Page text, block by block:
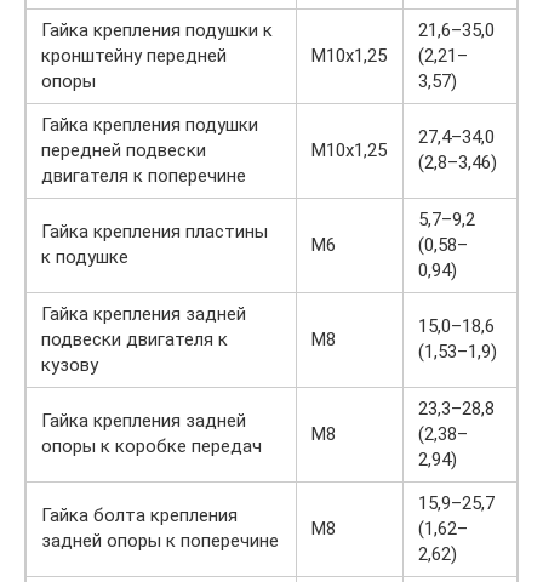
Гайка крепления подушки к
кронштейну передней
опоры
M10x1,25
21,6–35,0
(2,21–
3,57)
Гайка крепления подушки
передней подвески
двигателя к поперечине
M10x1,25
27,4–34,0
(2,8–3,46)
Гайка крепления пластины
к подушке
M6
5,7–9,2
(0,58–
0,94)
Гайка крепления задней
подвески двигателя к
кузову
М8
15,0–18,6
(1,53–1,9)
Гайка крепления задней
опоры к коробке передач
М8
23,3–28,8
(2,38–
2,94)
Гайка болта крепления
задней опоры к поперечине
М8
15,9–25,7
(1,62–
2,62)